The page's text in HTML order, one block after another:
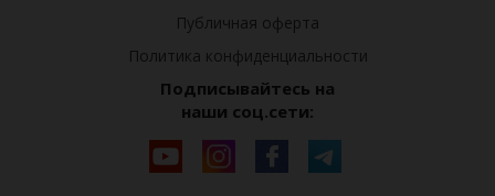
Публичная оферта
Политика конфиденциальности
Подписывайтесь на
наши соц.сети: